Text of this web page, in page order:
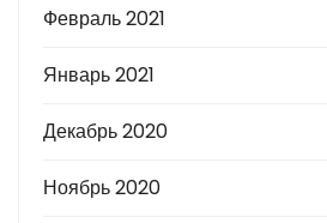
Февраль 2021
Январь 2021
Декабрь 2020
Ноябрь 2020